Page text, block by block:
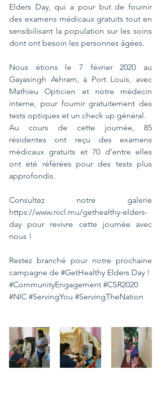
Elders Day, qui a pour but de fournir
des examens médicaux gratuits tout en
sensibilisant la population sur les soins
dont ont besoin les personnes âgées.
Nous étions le 7 février 2020 au
Gayasingh Ashram, à Port Louis, avec
Mathieu Opticien et notre médecin
interne, pour fournir gratuitement des
tests optiques et un check up général.
Au cours de cette journée, 85
résidentes ont reçu des examens
médicaux gratuits et 70 d’entre elles
ont été référées pour des tests plus
approfondis.
https://www.nicl.mu/gethealthy-elders-
day pour revivre cette journée avec
nous !
Restez branché pour notre prochaine
campagne de #GetHealthy Elders Day !
#CommunityEngagement #CSR2020
#NIC #ServingYou #ServingTheNation